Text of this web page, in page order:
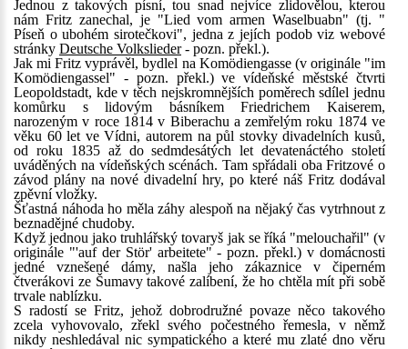
Jednou z takových písní, tou snad nejvíce zlidovělou, kterou
nám Fritz zanechal, je "Lied vom armen Waselbuabn" (tj. "
Píseň o ubohém sirotečkovi", jedna z jejích podob viz webové
stránky Deutsche Volkslieder- pozn. překl.).
Jak mi Fritz vyprávěl, bydlel na Komödiengasse (v originále "im
Komödiengassel" - pozn. překl.) ve vídeňské městské čtvrti
Leopoldstadt, kde v těch nejskromnějších poměrech sdílel jednu
komůrku s lidovým básníkem Friedrichem Kaiserem,
narozeným v roce 1814 v Biberachu a zemřelým roku 1874 ve
věku 60 let ve Vídni, autorem na půl stovky divadelních kusů,
od roku 1835 až do sedmdesátých let devatenáctého století
uváděných na vídeňských scénách. Tam spřádali oba Fritzové o
závod plány na nové divadelní hry, po které náš Fritz dodával
zpěvní vložky.
Šťastná náhoda ho měla záhy alespoň na nějaký čas vytrhnout z
beznadějné chudoby.
Když jednou jako truhlářský tovaryš jak se říká "melouchařil" (v
originále "'auf der Stör' arbeitete" - pozn. překl.) v domácnosti
jedné vznešené dámy, našla jeho zákaznice v čiperném
čtverákovi ze Šumavy takové zalíbení, že ho chtěla mít při sobě
trvale nablízku.
S radostí se Fritz, jehož dobrodružné povaze něco takového
zcela vyhovovalo, zřekl svého počestného řemesla, v němž
nikdy neshledával nic sympatického a které mu zlaté dno věru